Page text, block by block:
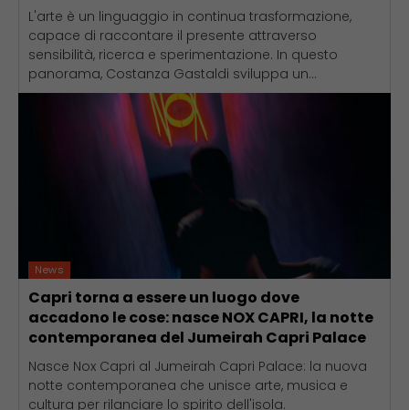
L'arte è un linguaggio in continua trasformazione,
capace di raccontare il presente attraverso
sensibilità, ricerca e sperimentazione. In questo
panorama, Costanza Gastaldi sviluppa un...
News
Capri torna a essere un luogo dove
accadono le cose: nasce NOX CAPRI, la notte
contemporanea del Jumeirah Capri Palace
Nasce Nox Capri al Jumeirah Capri Palace: la nuova
notte contemporanea che unisce arte, musica e
cultura per rilanciare lo spirito dell'isola.